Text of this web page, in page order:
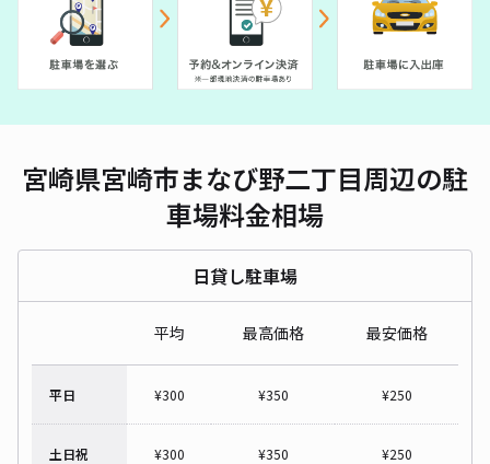
宮崎県宮崎市まなび野二丁目周辺の駐
車場料金相場
日貸し駐車場
平均 最高価格 最安価格
平日 ¥300 ¥350 ¥250
土日祝 ¥300 ¥350 ¥250